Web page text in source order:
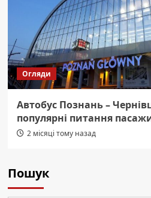
Огляди
Автобус Познань –
популярні питання
2 місяці тому назад
Пошук